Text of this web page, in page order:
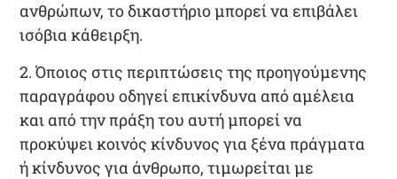
ανθρώπων, το δικαστήριο μπορεί να επιβάλει
ισόβια κάθειρξη.
2. Όποιος στις περιπτώσεις της προηγούμενης
παραγράφου οδηγεί επικίνδυνα από αμέλεια
και από την πράξη του αυτή μπορεί να
προκύψει κοινός κίνδυνος για ξένα πράγματα
ή κίνδυνος για άνθρωπο, τιμωρείται με